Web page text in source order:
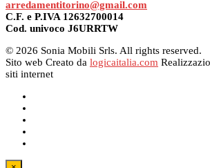
arredamentitorino@gmail.com
C.F. e P.IVA 12632700014
Cod. univoco J6URRTW
© 2026 Sonia Mobili Srls. All rights reserved.
Sito web Creato da logicaitalia.com
siti internet